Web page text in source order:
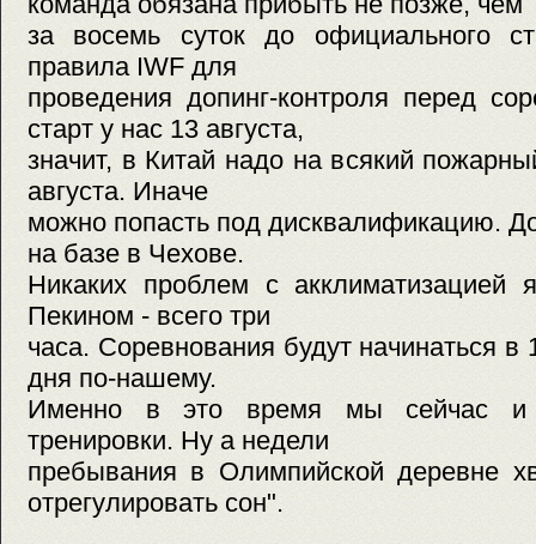
за восемь суток до официального
правила IWF для
проведения допинг-контроля перед
старт у нас 13 августа,
значит, в Китай надо на всякий
августа. Иначе
можно попасть под дисквалификацию.
на базе в Чехове.
Никаких проблем с
Пекином - всего три
часа. Соревнования будут начинаться в
дня по-нашему.
Именно в это время мы сейчас и
тренировки. Ну а недели
пребывания в Олимпийской деревне
отрегулировать сон".